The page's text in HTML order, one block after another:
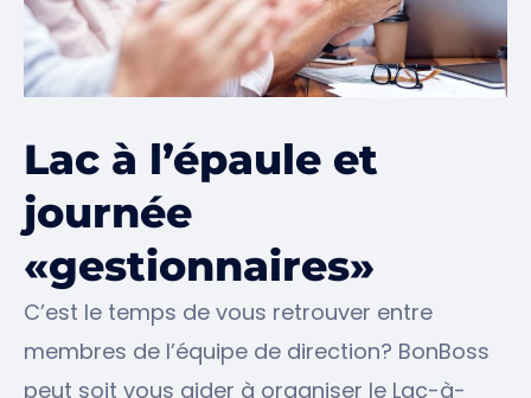
Lac à l’épaule et
journée
«gestionnaires»
C’est le temps de vous retrouver entre
membres de l’équipe de direction? BonBoss
peut soit vous aider à organiser le Lac-à-